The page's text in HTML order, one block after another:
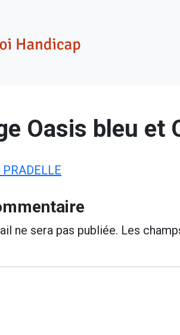
Oasis bleu et
ne sera pas publiée. Les